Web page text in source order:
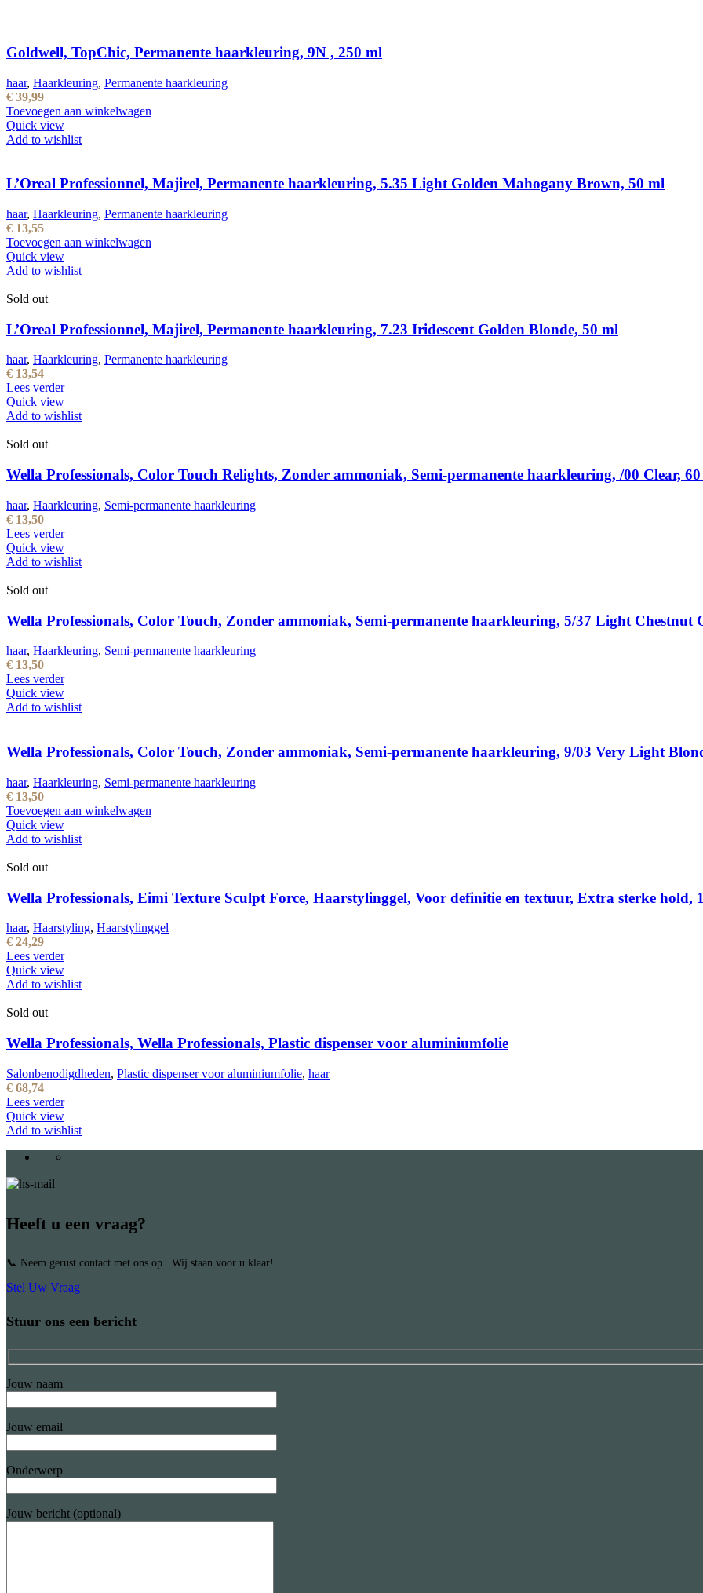
Goldwell, TopChic, Permanente haarkleuring, 9N , 250 ml
haar, Haarkleuring, Permanente haarkleuring
€ 39,99
Toevoegen aan winkelwagen
Quick view
Add to wishlist
L’Oreal Professionnel, Majirel, Permanente haarkleuring, 5.35 Light Golden Mahogany Brown, 50 ml
haar, Haarkleuring, Permanente haarkleuring
€ 13,55
Toevoegen aan winkelwagen
Quick view
Add to wishlist
Sold out
L’Oreal Professionnel, Majirel, Permanente haarkleuring, 7.23 Iridescent Golden Blonde, 50 ml
haar, Haarkleuring, Permanente haarkleuring
€ 13,54
Lees verder
Quick view
Add to wishlist
Sold out
Wella Professionals, Color Touch Relights, Zonder ammoniak, Semi-permanente haarkleuring, /00 Clear,
haar, Haarkleuring, Semi-permanente haarkleuring
€ 13,50
Lees verder
Quick view
Add to wishlist
Sold out
Wella Professionals, Color Touch, Zonder ammoniak, Semi-permanente haarkleuring, 5/37 Light Chestnut
haar, Haarkleuring, Semi-permanente haarkleuring
€ 13,50
Lees verder
Quick view
Add to wishlist
Wella Professionals, Color Touch, Zonder ammoniak, Semi-permanente haarkleuring, 9/03 Very Light
haar, Haarkleuring, Semi-permanente haarkleuring
€ 13,50
Toevoegen aan winkelwagen
Quick view
Add to wishlist
Sold out
Wella Professionals, Eimi Texture Sculpt Force, Haarstylinggel, Voor definitie en textuur, Extra sterke hold,
haar, Haarstyling, Haarstylinggel
€ 24,29
Lees verder
Quick view
Add to wishlist
Sold out
Wella Professionals, Wella Professionals, Plastic dispenser voor aluminiumfolie
Salonbenodigdheden, Plastic dispenser voor aluminiumfolie, haar
€ 68,74
Lees verder
Quick view
Add to wishlist
Heeft u een vraag?
📞 Neem gerust contact met ons op . Wij staan voor u klaar!
Stel Uw Vraag
Stuur ons een bericht
Jouw naam
Jouw email
Onderwerp
Jouw bericht (optional)